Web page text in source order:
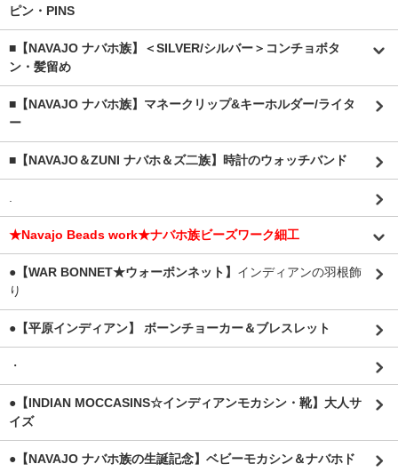
ピン・PINS
■【NAVAJO ナバホ族】＜SILVER/シルバー＞コンチョボタ
ン・髪留め
■【NAVAJO ナバホ族】マネークリップ&キーホルダー/ライタ
ー
■【NAVAJO＆ZUNI ナバホ＆ズ二族】時計のウォッチバンド
.
★Navajo Beads work★ナバホ族ビーズワーク細工
●【WAR BONNET★ウォーボンネット】 インディアンの羽根飾
り
●【平原インディアン】 ボーンチョーカー＆ブレスレット
・
●【INDIAN MOCCASINS☆インディアンモカシン・靴】大人サ
イズ
●【NAVAJO ナバホ族の生誕記念】ベビーモカシン＆ナバホド